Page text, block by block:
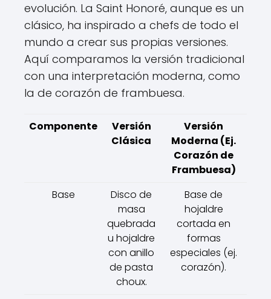
evolución. La Saint Honoré, aunque es un
clásico, ha inspirado a chefs de todo el
mundo a crear sus propias versiones.
Aquí comparamos la versión tradicional
con una interpretación moderna, como
la de corazón de frambuesa.
Componente
Versión
Clásica
Versión
Moderna (Ej.
Corazón de
Frambuesa)
Base
Disco de
masa
quebrada
u hojaldre
con anillo
de pasta
choux.
Base de
hojaldre
cortada en
formas
especiales (ej.
corazón).